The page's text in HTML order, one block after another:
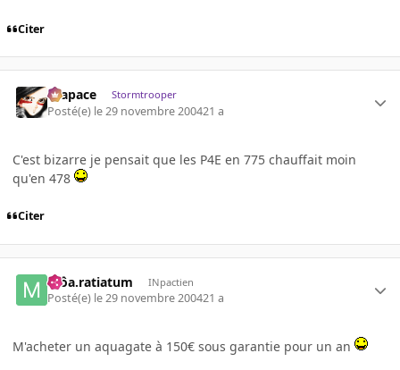
Citer
Krapace Stormtrooper
Posté(e) le 29 novembre 200421 a
C'est bizarre je pensait que les P4E en 775 chauffait moin
qu'en 478
Citer
môa.ratiatum INpactien
Posté(e) le 29 novembre 200421 a
M'acheter un aquagate à 150€ sous garantie pour un an